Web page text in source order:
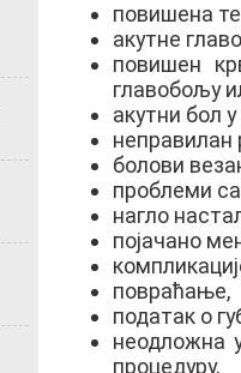
повишена
акутне
повишен
главобољу
акутни бол
неправилан
болови
проблеми
нагло
појачано
повраћање,
податак о
неодложна
процедуру,